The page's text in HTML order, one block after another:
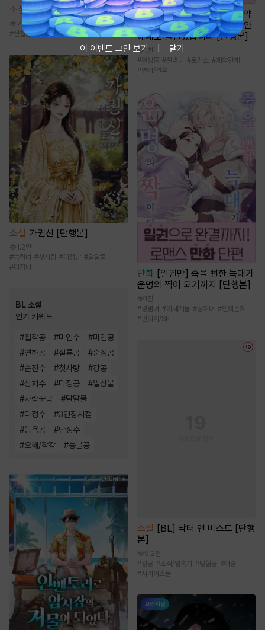
소설 선협에서 상태창 개발하기
7만
#선협물 #신무협 #먼치킨 # 성장물
소설 가권신 [단행본]
1.2만
#능력녀 #첫사랑 #다정남 #달달물
#다정녀
BL 소설
인기 키워드
#집착공 #미인수 #미인공
#연하공 #절륜공 #순정공
#순진수 #첫사랑 #강공
#상처수 #다정공 #일상물
#사랑꾼공 #달달물
#다정수 #3인칭시점
#능욕공 #단정수
#오해/착각 #능글공
만화 [일권만] 왕태자님과의 약
혼을 거절했더니 어째서인지 얀
데레로 돌변했습니다 [단행본]
1천
#환생물 #철벽녀 #로맨스 #계약관계
#연애/결혼
만화 [일권만] 죽을 뻔한 늑대가
운명의 짝이 되기까지 [단행본]
1천
#평범녀 #이세계물 #상처녀 #인외존재
#판타지/SF
소설 [BL] 닥터 앤 비스트 [단행
본]
9.2천
#강공 #조직/암흑가 #냉혈공 #애증
#시리어스물
이 이벤트 그만 보기 닫기